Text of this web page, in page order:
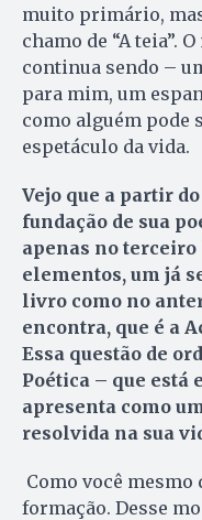
muito primário,
chamo de “A teia”.
continua sendo –
para mim, um
como alguém pode
espetáculo da vida.
Vejo que a partir do
fundação de sua
apenas no terceiro
elementos, um já
livro como no
encontra, que é a
Essa questão de
Poética – que está
apresenta como
resolvida na sua
Como você
formação. Desse